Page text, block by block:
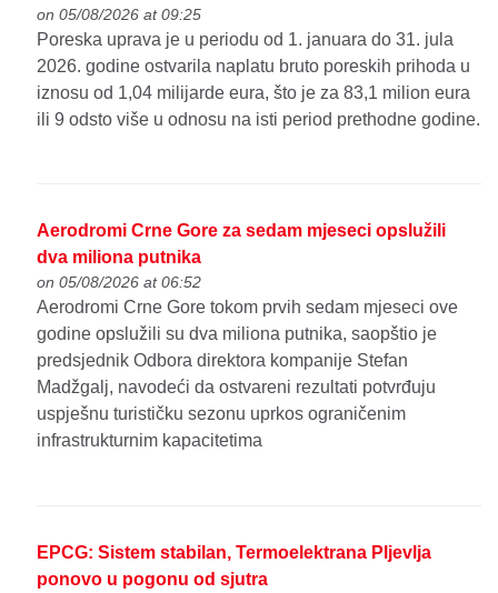
on 05/08/2026 at 09:25
Poreska uprava je u periodu od 1. januara do 31. jula
2026. godine ostvarila naplatu bruto poreskih prihoda u
iznosu od 1,04 milijarde eura, što je za 83,1 milion eura
ili 9 odsto više u odnosu na isti period prethodne godine.
Aerodromi Crne Gore za sedam mjeseci opslužili
dva miliona putnika
on 05/08/2026 at 06:52
Aerodromi Crne Gore tokom prvih sedam mjeseci ove
godine opslužili su dva miliona putnika, saopštio je
predsjednik Odbora direktora kompanije Stefan
Madžgalj, navodeći da ostvareni rezultati potvrđuju
uspješnu turističku sezonu uprkos ograničenim
infrastrukturnim kapacitetima
EPCG: Sistem stabilan, Termoelektrana Pljevlja
ponovo u pogonu od sjutra